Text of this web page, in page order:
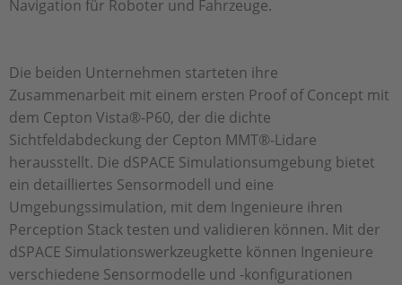
Navigation für Roboter und Fahrzeuge.
Die beiden Unternehmen starteten ihre
Zusammenarbeit mit einem ersten Proof of Concept mit
dem Cepton Vista®-P60, der die dichte
Sichtfeldabdeckung der Cepton MMT®-Lidare
herausstellt. Die dSPACE Simulationsumgebung bietet
ein detailliertes Sensormodell und eine
Umgebungssimulation, mit dem Ingenieure ihren
Perception Stack testen und validieren können. Mit der
dSPACE Simulationswerkzeugkette können Ingenieure
verschiedene Sensormodelle und -konfigurationen